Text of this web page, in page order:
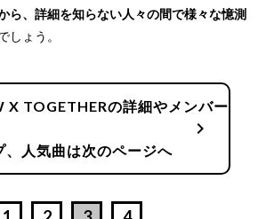
ら、詳細を知らない人々の間で様々な憶測
しょう。
X TOGETHERの詳細やメンバー
、人気曲は次のページへ
chevron_right